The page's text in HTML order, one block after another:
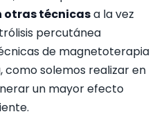
otras técnicasa la vez
percutánea
de magnetoterapia
como solemos realizar en
un mayor efecto